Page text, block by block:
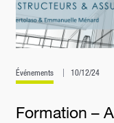
Événements 10/12/24
Formation –